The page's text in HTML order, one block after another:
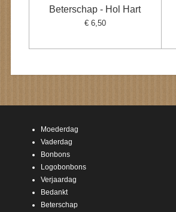
Beterschap - Hol Hart
€ 6,50
Moederdag
Vaderdag
Bonbons
Logobonbons
Verjaardag
Bedankt
Beterschap